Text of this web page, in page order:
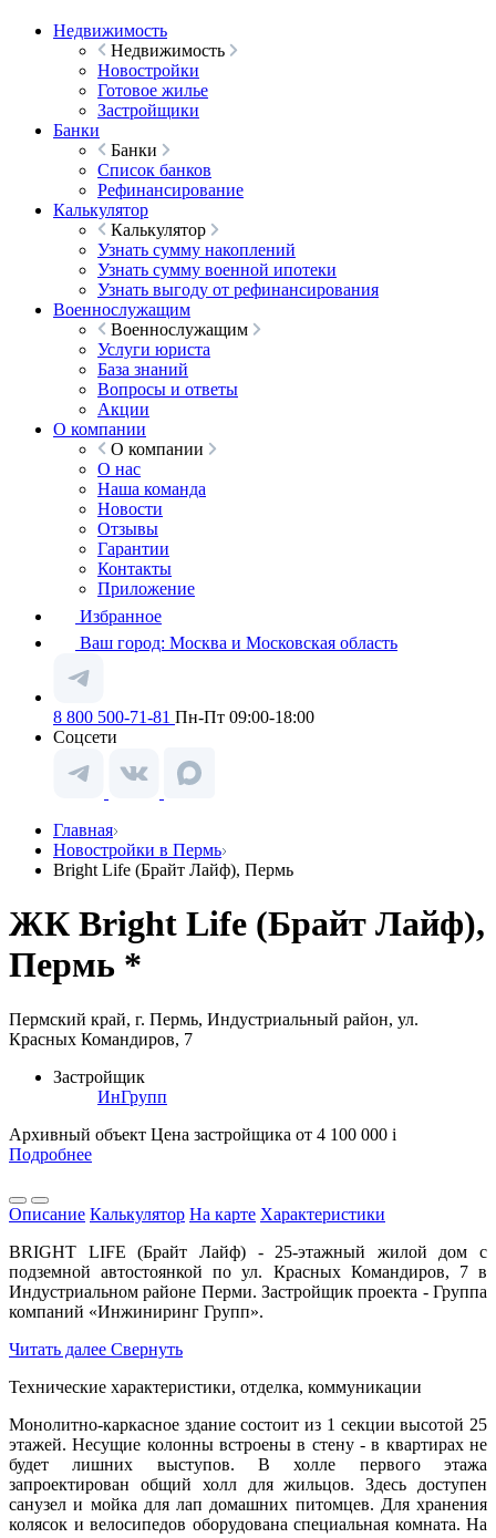
Недвижимость
Недвижимость
Новостройки
Готовое жилье
Застройщики
Банки
Банки
Список банков
Рефинансирование
Калькулятор
Калькулятор
Узнать сумму накоплений
Узнать сумму военной ипотеки
Узнать выгоду от рефинансирования
Военнослужащим
Военнослужащим
Услуги юриста
База знаний
Вопросы и ответы
Акции
О компании
О компании
О нас
Наша команда
Новости
Отзывы
Гарантии
Контакты
Приложение
Избранное
Ваш город: Москва и Московская область
8 800 500-71-81 Пн-Пт 09:00-18:00
Соцсети
Главная
Новостройки в Пермь
Bright Life (Брайт Лайф), Пермь
ЖК Bright Life (Брайт Лайф),
Пермь *
Пермский край, г. Пермь, Индустриальный район, ул.
Красных Командиров, 7
Застройщик
ИнГрупп
Архивный объект Цена застройщика от 4 100 000 i
Подробнее
Описание Калькулятор На карте Характеристики
BRIGHT LIFE (Брайт Лайф) - 25-этажный жилой дом с
подземной автостоянкой по ул. Красных Командиров, 7 в
Индустриальном районе Перми. Застройщик проекта - Группа
компаний «Инжиниринг Групп».
Читать далее Свернуть
Технические характеристики, отделка, коммуникации
Монолитно-каркасное здание состоит из 1 секции высотой 25
этажей. Несущие колонны встроены в стену - в квартирах не
будет лишних выступов. В холле первого этажа
запроектирован общий холл для жильцов. Здесь доступен
санузел и мойка для лап домашних питомцев. Для хранения
колясок и велосипедов оборудована специальная комната. На